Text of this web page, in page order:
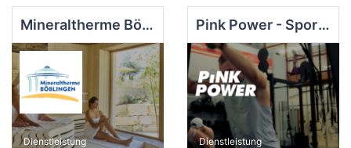
Mineraltherme Böblingen
Dienstleistung
Pink Power - Sport & Freizeit
Dienstleistung